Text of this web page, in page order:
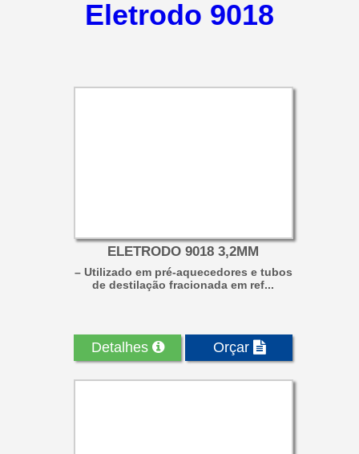
Eletrodo 9018
ELETRODO 9018 3,2MM
– Utilizado em pré-aquecedores e tubos
de destilação fracionada em ref...
Detalhes Orçar